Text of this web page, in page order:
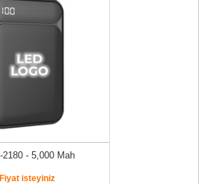
2180 - 5,000 Mah
Fiyat isteyiniz